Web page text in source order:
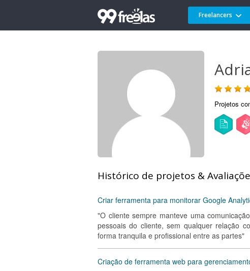
Freelancers
Projetos
Histórico de projetos &
Criar ferramenta para monitorar Google
"O cliente sempre manteve uma
pessoais do cliente, sem qualquer relação
forma tranquila e profissional entre as partes"
Criação de ferramenta web para